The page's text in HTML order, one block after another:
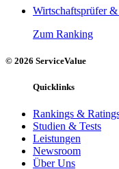
Wirtschaftsprüfer &
Zum Ranking
© 2026 ServiceValue
Quicklinks
Rankings &
Studien & Tests
Leistungen
Newsroom
Über Uns